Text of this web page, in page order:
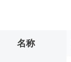
名称